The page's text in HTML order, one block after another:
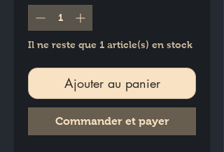
Il ne reste que 1 article(s) en stock
Ajouter au panier
Commander et payer